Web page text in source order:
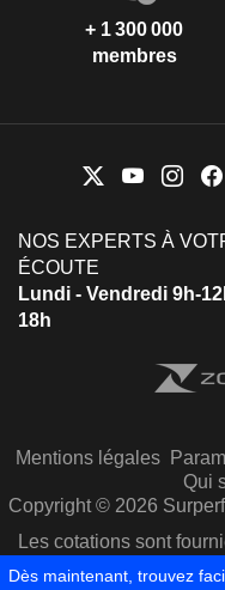
+ 1 300 000
membres
NOS EXPERTS À
ÉCOUTE
Lundi - Vendredi 9h-
18h
Mentions légales
Qui
Copyright © 2026
Les cotations sont
Dès maintenant, trouvez